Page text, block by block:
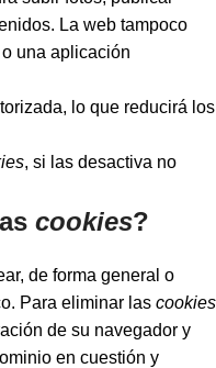
La web tampoco
una aplicación
lo que reducirá los
, si las desactiva no
cookies?
de forma general o
Para eliminar las cookies
de su navegador y
en cuestión y